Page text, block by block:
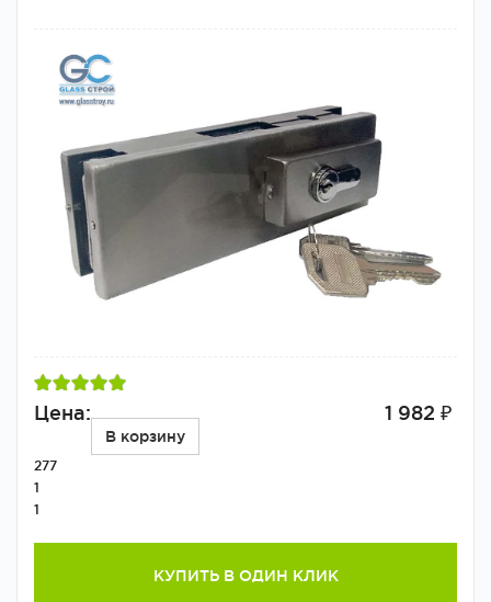
Цена: 1 982 ₽
В корзину
277
1
1
КУПИТЬ В ОДИН КЛИК